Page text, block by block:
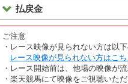
払戻金
ご注意
・レース映像が見られない方は以
レース映像が見られない方はこ
・レース開始前は、他場の映像が
・楽天競馬にて映像をご視聴いた